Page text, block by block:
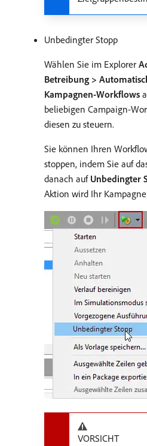
Unbedingter Stopp
Wählen Sie im Explorer
Betreibung >
Kampagnen-Workflows
beliebigen Campaign-
diesen zu steuern.
Sie können Ihren
stoppen, indem Sie auf
danach auf Unbedingter
Aktion wird Ihr
VORSICHT